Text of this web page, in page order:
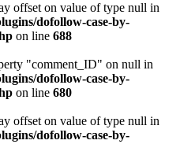
offset on value of type null in
dofollow-case-by-
on line 688
"comment_ID" on null in
dofollow-case-by-
on line 680
offset on value of type null in
dofollow-case-by-